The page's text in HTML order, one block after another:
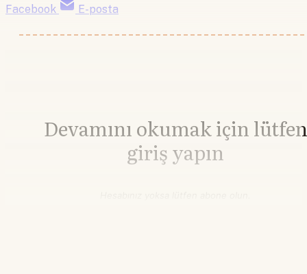
Facebook
E-posta
Devamını okumak için lütfen
giriş yapın